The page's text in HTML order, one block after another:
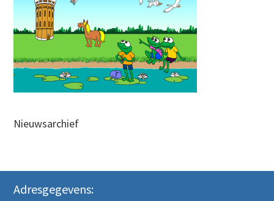
Nieuwsarchief
Adresgegevens: